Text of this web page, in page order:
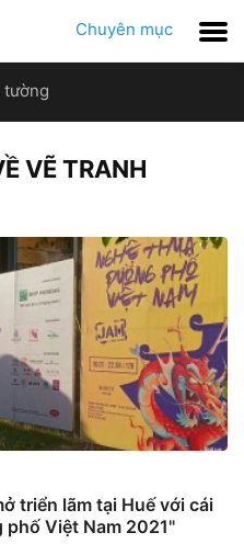
Chuyên mục
tường
VẼ TRANH
triển lãm tại Huế với cái
Việt Nam 2021"